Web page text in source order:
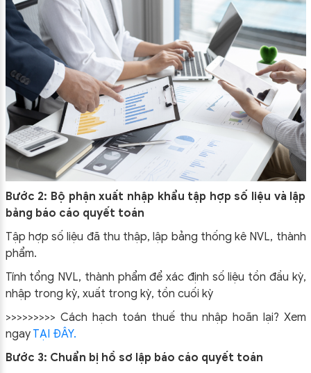
Bước 2: Bộ phận xuất nhập khẩu tập hợp số liệu và lập
bảng báo cáo quyết toán
Tập hợp số liệu đã thu thập, lập bảng thống kê NVL, thành
phẩm.
Tính tổng NVL, thành phẩm để xác định số liệu tồn đầu kỳ,
nhập trong kỳ, xuất trong kỳ, tồn cuối kỳ
>>>>>>>>> Cách hạch toán thuế thu nhập hoãn lại? Xem
ngay TẠI ĐÂY.
Bước 3: Chuẩn bị hồ sơ lập báo cáo quyết toán